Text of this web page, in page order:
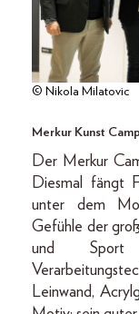
© Nikola Milatovic
Merkur Kunst
Der Merkur
Diesmal fängt
unter dem
Gefühle der
und Sport
Leinwand,